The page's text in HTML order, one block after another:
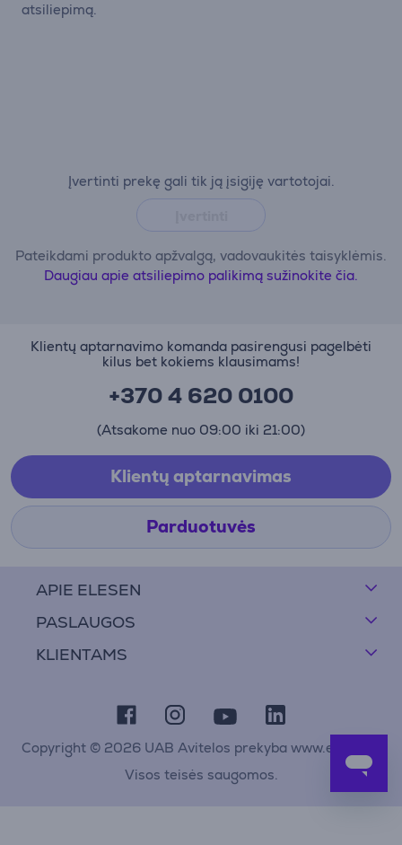
Įvertinti prekę gali tik ją įsigiję vartotojai.
Pateikdami produkto apžvalgą, vadovaukitės taisyklėmis.
Daugiau apie atsiliepimo palikimą sužinokite čia.
atsiliepimą.
APIE ELESEN
PASLAUGOS
KLIENTAMS
Klientų aptarnavimo komanda pasirengusi pagelbėti
kilus bet kokiems klausimams!
+370 4 620 0100
(Atsakome nuo 09:00 iki 21:00)
Klientų aptarnavimas
Parduotuvės
Copyright © 2026 UAB Avitelos prekyba www.elesen.lt
Visos teisės saugomos.